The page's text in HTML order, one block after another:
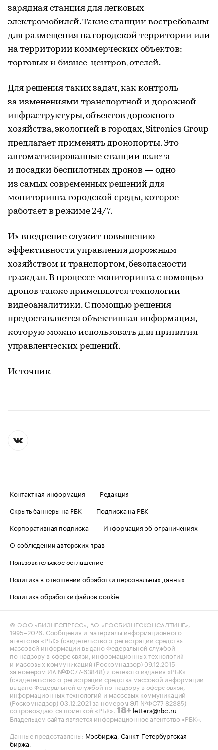
зарядная станция для легковых
электромобилей. Такие станции востребованы
для размещения на городской территории или
на территории коммерческих объектов:
торговых и бизнес-центров, отелей.
Для решения таких задач, как контроль
за изменениями транспортной и дорожной
инфраструктуры, объектов дорожного
хозяйства, экологией в городах, Sitronics Group
предлагает применять дронопорты. Это
автоматизированные станции взлета
и посадки беспилотных дронов — одно
из самых современных решений для
мониторинга городской среды, которое
работает в режиме 24/7.
Их внедрение служит повышению
эффективности управления дорожным
хозяйством и транспортом, безопасности
граждан. В процессе мониторинга с помощью
дронов также применяются технологии
видеоаналитики. С помощью решения
предоставляется объективная информация,
которую можно использовать для принятия
управленческих решений.
Источник
Контактная информация
Редакция
Скрыть баннеры на РБК
Подписка на РБК
Корпоративная подписка
Информация об ограничениях
О соблюдении авторских прав
Пользовательское соглашение
Политика в отношении обработки персональных данных
Политика обработки файлов cookie
© ООО «БИЗНЕСПРЕСС», АО «РОСБИЗНЕСКОНСАЛТИНГ»,
1995–2026. Сообщения и материалы информационного
агентства «РБК» (свидетельство о регистрации средства
массовой информации выдано Федеральной службой
по надзору в сфере связи, информационных технологий
и массовых коммуникаций (Роскомнадзор) 09.12.2015
за номером ИА №ФС77-63848) и сетевого издания «РБК»
(свидетельство о регистрации средства массовой информации
выдано Федеральной службой по надзору в сфере связи,
информационных технологий и массовых коммуникаций
(Роскомнадзор) 03.12.2021 за номером ЭЛ №ФС77-82385)
сопровождаются пометкой «РБК». 18+ letters@rbc.ru
Владельцем сайта является информационное агентство «РБК».
Данные предоставлены: Мосбиржа, Санкт-Петербургская
биржа.